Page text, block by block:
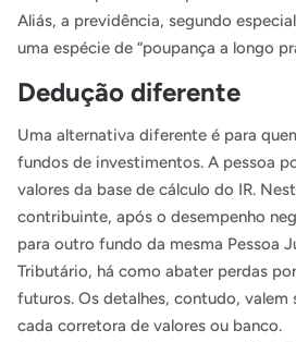
Aliás, a previdência, segundo
uma espécie de “poupança a longo
Dedução diferente
Uma alternativa diferente é para
fundos de investimentos. A pessoa
valores da base de cálculo do IR.
contribuinte, após o desempenho
para outro fundo da mesma Pessoa
Tributário, há como abater perdas
futuros. Os detalhes, contudo, valem
cada corretora de valores ou banco.